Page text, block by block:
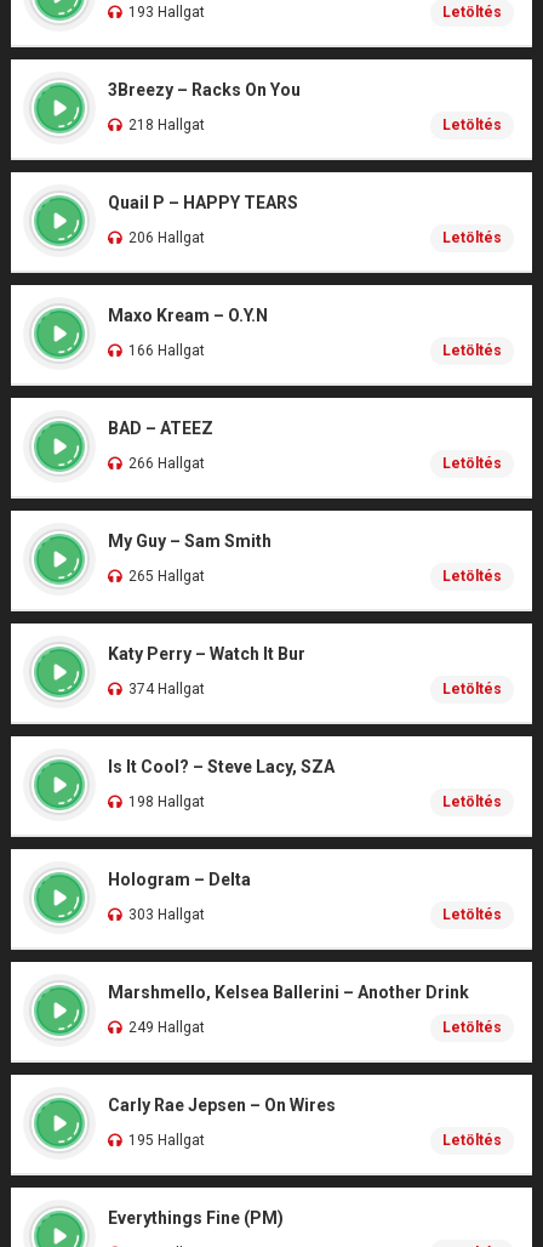
193 Hallgat Letöltés
3Breezy – Racks On You
218 Hallgat Letöltés
Quail P – HAPPY TEARS
206 Hallgat Letöltés
Maxo Kream – O.Y.N
166 Hallgat Letöltés
BAD – ATEEZ
266 Hallgat Letöltés
My Guy – Sam Smith
265 Hallgat Letöltés
Katy Perry – Watch It Bur
374 Hallgat Letöltés
Is It Cool? – Steve Lacy, SZA
198 Hallgat Letöltés
Hologram – Delta
303 Hallgat Letöltés
Marshmello, Kelsea Ballerini – Another Drink
249 Hallgat Letöltés
Carly Rae Jepsen – On Wires
195 Hallgat Letöltés
Everythings Fine (PM)